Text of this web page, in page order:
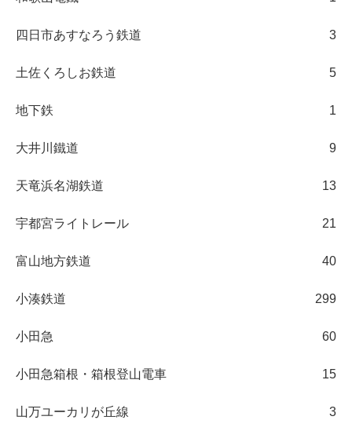
四日市あすなろう鉄道 3
土佐くろしお鉄道 5
地下鉄 1
大井川鐵道 9
天竜浜名湖鉄道 13
宇都宮ライトレール 21
富山地方鉄道 40
小湊鉄道 299
小田急 60
小田急箱根・箱根登山電車 15
山万ユーカリが丘線 3